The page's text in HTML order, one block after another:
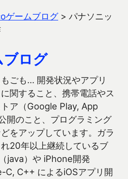
ゲームブログ> パナソニッ
ログ
ごも… 開発状況やアプリ
関すること、携帯電話やス
ア（Google Play, App
開のこと、プログラミング
をアップしています。ガラ
20年以上継続しているブ
java）や iPhone開発
C, C++ によるiOSアプリ開